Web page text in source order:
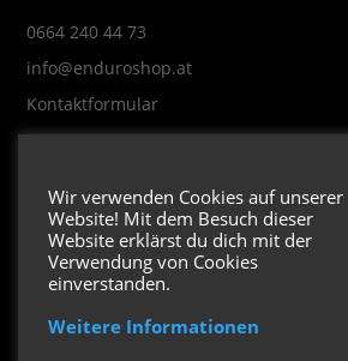
0664 240 44 73
info@enduroshop.at
Kontaktformular
Impressum
Datenschutzerklärung
Folge uns
Wir verwenden Cookies auf unserer
Website! Mit dem Besuch dieser
Website erklärst du dich mit der
Verwendung von Cookies
einverstanden.
Weitere Informationen